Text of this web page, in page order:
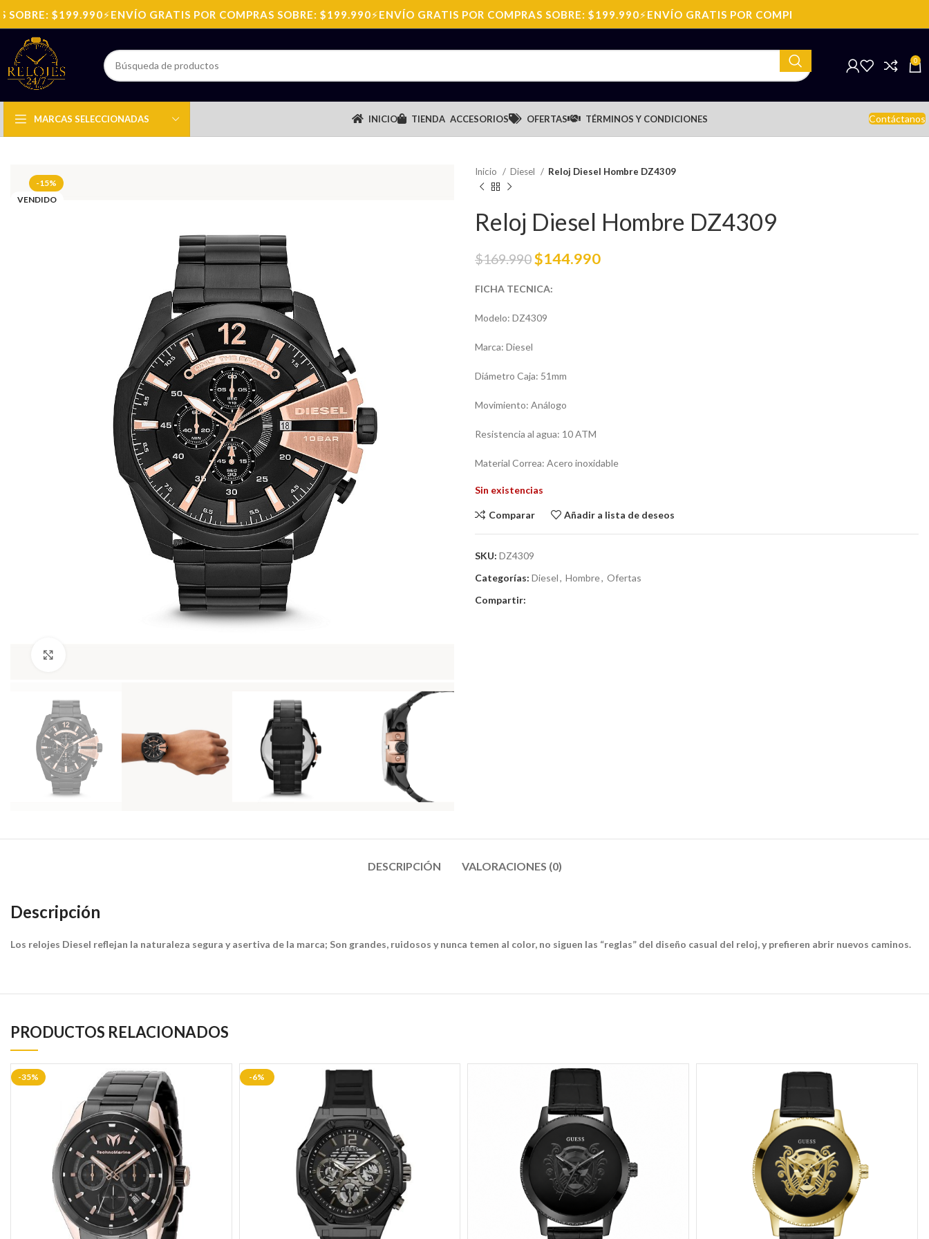
$199.990⚡ENVÍO GRATIS POR COMPRAS SOBRE: $199.990⚡ENVÍO GRATIS POR COMPRAS SOBRE: $199.990⚡ENVÍO GRATIS POR COMPRAS SOBRE: $199.990
0
MARCAS SELECCIONADAS INICIO TIENDA ACCESORIOS OFERTAS TÉRMINOS Y CONDICIONES Contáctanos
-15%
VENDIDO
Inicio Diesel Reloj Diesel Hombre DZ4309
Reloj Diesel Hombre DZ4309
$169.990$144.990
FICHA TECNICA:
Modelo: DZ4309
Marca: Diesel
Diámetro Caja: 51mm
Movimiento: Análogo
Resistencia al agua: 10 ATM
Material Correa: Acero inoxidable
Sin existencias
Comparar Añadir a lista de deseos
SKU: DZ4309
Categorías: Diesel, Hombre, Ofertas
Compartir:
DESCRIPCIÓN VALORACIONES (0)
Descripción
Los relojes Diesel reflejan la naturaleza segura y asertiva de la marca; Son grandes, ruidosos y nunca temen al color, no siguen las “reglas” del diseño casual del reloj, y prefieren abrir nuevos caminos.
PRODUCTOS RELACIONADOS
-35% -6%